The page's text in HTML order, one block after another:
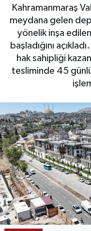
Kahramanmaraş
meydana gelen
yönelik inşa
başladığını
hak sahipliği
tesliminde 45
EKONOMİ
GÜNDEM
MAGAZİN
EĞİTİM
BÖLGE
KEŞFET
POPÜLER
DÜNYA
Tüm Manşetler
Son Dakika
Haber Arşivi